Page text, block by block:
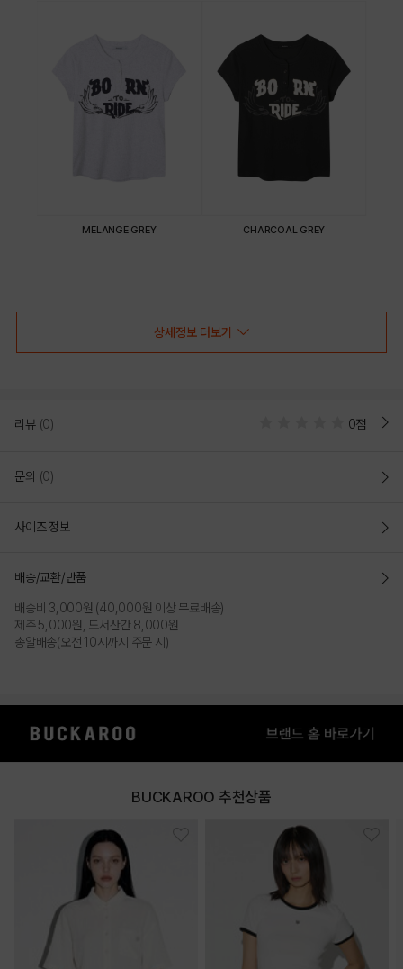
MELANGE GREY CHARCOAL GREY
상세정보 더보기
리뷰 (0) 0점
문의 (0)
사이즈 정보
배송/교환/반품
배송비 3,000원 (40,000원 이상 무료배송)
제주 5,000원, 도서산간 8,000원
총알배송(오전 10시까지 주문 시)
BUCKAROO 추천상품